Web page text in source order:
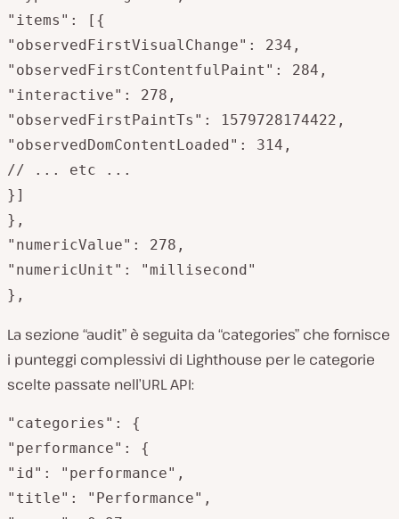
"items": [{
"observedFirstVisualChange": 234,
"observedFirstContentfulPaint": 284,
"interactive": 278,
"observedFirstPaintTs": 1579728174422,
"observedDomContentLoaded": 314,
// ... etc ...
}]
},
"numericValue": 278,
"numericUnit": "millisecond"
},
La sezione “audit” è seguita da “categories” che fornisce
i punteggi complessivi di Lighthouse per le categorie
scelte passate nell’URL API:
"categories": {
"performance": {
"id": "performance",
"title": "Performance",